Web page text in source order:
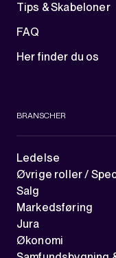
Tips & Skabeloner
FAQ
Her finder du os
BRANSCHER
Ledelse
Øvrige roller /
Salg
Markedsføring
Jura
Økonomi